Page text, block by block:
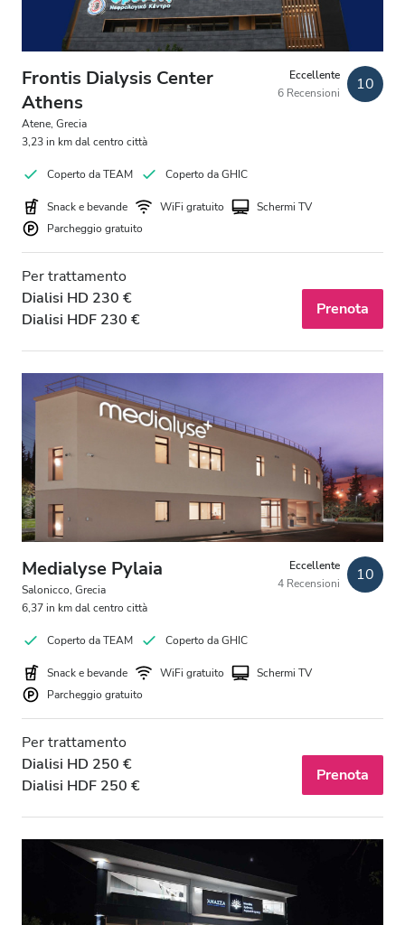
Parcheggio gratuito
Prezzo
0 - 100 EUR
300+ EUR
Turni
Pomeriggio
Notte
Valutazione
Molto buono
Frontis Dialysis Center
Athens
Atene, Grecia
3,23 in km dal centro città
Eccellente
6 Recensioni
10
Coperto da TEAM Coperto da GHIC
Snack e bevande WiFi gratuito
Schermi TV
Parcheggio gratuito
Per trattamento
Dialisi HD 230 €
Dialisi HDF 230 €
Prenota
Medialyse Pylaia
Salonicco, Grecia
6,37 in km dal centro città
Eccellente
4 Recensioni
10
Coperto da TEAM Coperto da GHIC
Snack e bevande WiFi gratuito
Schermi TV
Parcheggio gratuito
Per trattamento
Dialisi HD 250 €
Dialisi HDF 250 €
Prenota